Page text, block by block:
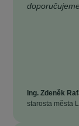
Ing. Zdeněk
starosta města